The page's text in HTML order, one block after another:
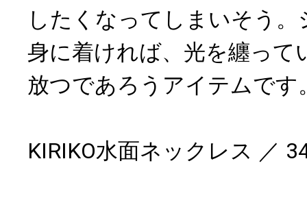
したくなってしまいそう
身に着ければ、光を纏って
放つであろうアイテムです
KIRIKO水面ネックレス ／